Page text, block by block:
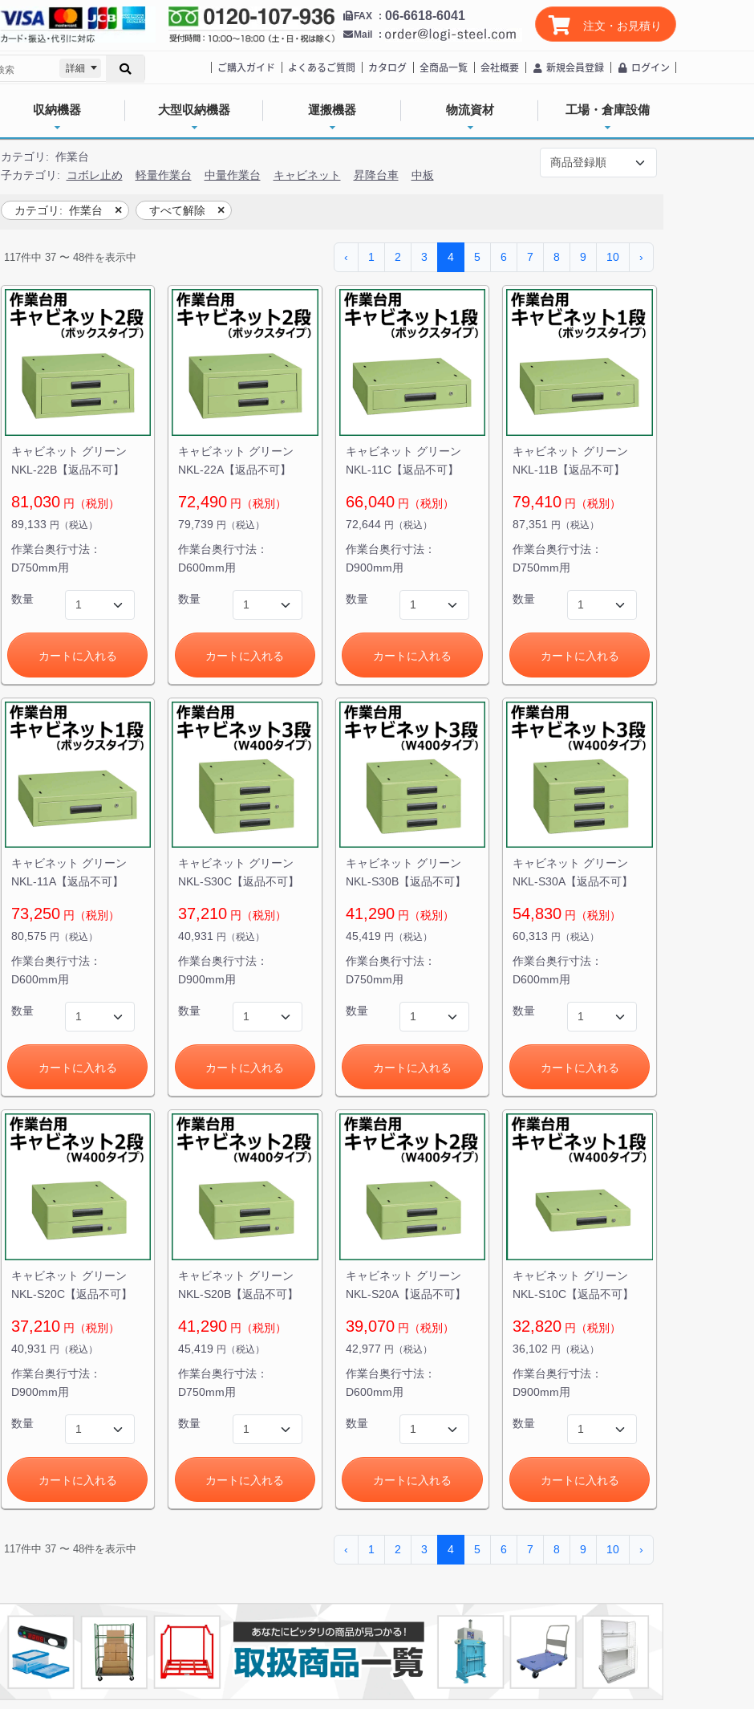
詳細
FAX 06-6618-6041
Mail
注文・お見積り
ご購入ガイド よくあるご質問 カタログ 全商品一覧 会社概要 新規会員登録 ログイン
収納機器 大型収納機器 運搬機器 物流資材 工場・倉庫設備
カテゴリ: 作業台
子カテゴリ:
コボレ止め 軽量作業台 中量作業台 キャビネット 昇降台車 中板
カテゴリ: 作業台 すべて解除
117件中 37〜 48件を表示中 ‹ 1 2 3 4 5 6 7 8 9 10 ›
キャビネット グリーン
NKL-22B【返品不可】
81,030円（税別）
89,133 円（税込）
作業台奥行寸法：
D750mm用
数量
カートに入れる
キャビネット グリーン
NKL-22A【返品不可】
72,490 円（税別）
79,739 円（税込）
作業台奥行寸法：
D600mm用
数量
カートに入れる
キャビネット グリーン
NKL-11C【返品不可】
66,040円（税別）
72,644 円（税込）
作業台奥行寸法：
D900mm用
数量
カートに入れる
キャビネット グリーン
NKL-11B【返品不可】
79,410 円（税別）
87,351 円（税込）
作業台奥行寸法：
D750mm用
数量
カートに入れる
キャビネット グリーン
NKL-11A【返品不可】
73,250円（税別）
80,575 円（税込）
作業台奥行寸法：
D600mm用
数量
カートに入れる
キャビネット グリーン
NKL-S30C【返品不可】
37,210 円（税別）
40,931 円（税込）
作業台奥行寸法：
D900mm用
数量
カートに入れる
キャビネット グリーン
NKL-S30B【返品不可】
41,290円（税別）
45,419 円（税込）
作業台奥行寸法：
D750mm用
数量
カートに入れる
キャビネット グリーン
NKL-S30A【返品不可】
54,830 円（税別）
60,313 円（税込）
作業台奥行寸法：
D600mm用
数量
カートに入れる
キャビネット グリーン
NKL-S20C【返品不可】
37,210円（税別）
40,931 円（税込）
作業台奥行寸法：
D900mm用
数量
カートに入れる
キャビネット グリーン
NKL-S20B【返品不可】
41,290 円（税別）
45,419 円（税込）
作業台奥行寸法：
D750mm用
数量
カートに入れる
キャビネット グリーン
NKL-S20A【返品不可】
39,070円（税別）
42,977 円（税込）
作業台奥行寸法：
D600mm用
数量
カートに入れる
キャビネット グリーン
NKL-S10C【返品不可】
32,820 円（税別）
36,102 円（税込）
作業台奥行寸法：
D900mm用
数量
カートに入れる
117件中 37〜 48件を表示中 ‹ 1 2 3 4 5 6 7 8 9 10 ›
カートに追加しました。
スチールラック3台以上の場合、見積書にてお値引き保証いたします！
1台でも大量導入でも無料お見積・ご注文を受け付けております(安心保証付き)